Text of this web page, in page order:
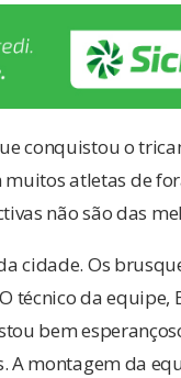
conquistou o
muitos atletas de
não são das
cidade. Os
técnico da equipe,
bem
A montagem da